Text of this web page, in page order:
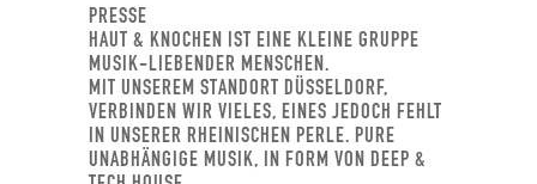
PRESSE
HAUT & KNOCHEN IST EINE KLEINE GRUPPE
MUSIK-LIEBENDER MENSCHEN.
MIT UNSEREM STANDORT DÜSSELDORF,
VERBINDEN WIR VIELES, EINES JEDOCH FEHLT
IN UNSERER RHEINISCHEN PERLE. PURE
UNABHÄNGIGE MUSIK, IN FORM VON DEEP &